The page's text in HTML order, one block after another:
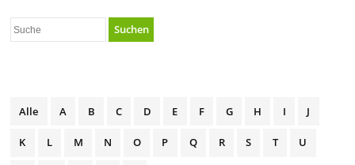
Suchen
Alle A B C D E F G H I J
K L M N O P Q R S T U